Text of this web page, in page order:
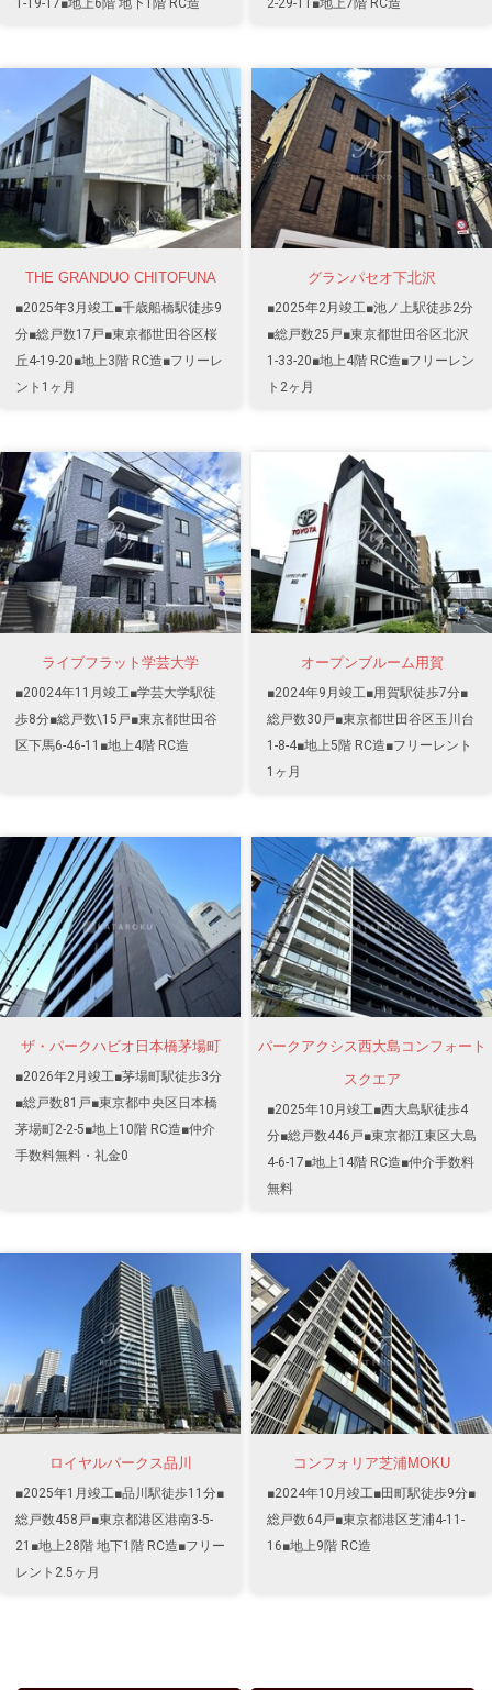
1-19-17■地上6階 地下1階 RC造 2-29-11■地上7階 RC造
THE GRANDUO CHITOFUNA
■2025年3月竣工■千歳船橋駅徒歩9
分■総戸数17戸■東京都世田谷区桜
丘4-19-20■地上3階 RC造■フリーレ
ント1ヶ月
グランパセオ下北沢
■2025年2月竣工■池ノ上駅徒歩2分
■総戸数25戸■東京都世田谷区北沢
1-33-20■地上4階 RC造■フリーレン
ト2ヶ月
ライブフラット学芸大学
■20024年11月竣工■学芸大学駅徒
歩8分■総戸数\15戸■東京都世田谷
区下馬6-46-11■地上4階 RC造
オープンブルーム用賀
■2024年9月竣工■用賀駅徒歩7分■
総戸数30戸■東京都世田谷区玉川台
1-8-4■地上5階 RC造■フリーレント
1ヶ月
ザ・パークハビオ日本橋茅場町
■2026年2月竣工■茅場町駅徒歩3分
■総戸数81戸■東京都中央区日本橋
茅場町2-2-5■地上10階 RC造■仲介
手数料無料・礼金0
パークアクシス西大島コンフォート
スクエア
■2025年10月竣工■西大島駅徒歩4
分■総戸数446戸■東京都江東区大島
4-6-17■地上14階 RC造■仲介手数料
無料
ロイヤルパークス品川
■2025年1月竣工■品川駅徒歩11分■
総戸数458戸■東京都港区港南3-5-
21■地上28階 地下1階 RC造■フリー
レント2.5ヶ月
コンフォリア芝浦MOKU
■2024年10月竣工■田町駅徒歩9分■
総戸数64戸■東京都港区芝浦4-11-
16■地上9階 RC造